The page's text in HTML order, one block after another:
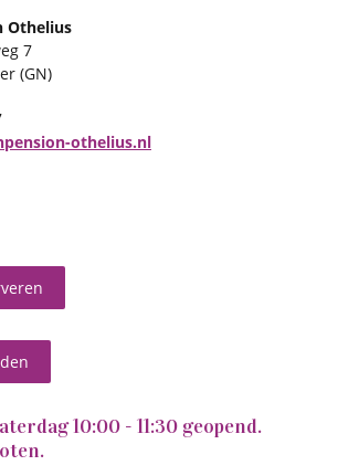
Othelius
7
(GN)
othelius.nl
10:00 - 11:30 geopend.